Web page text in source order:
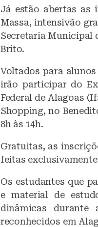
e
s
k
y
c
e
o
k
at
s
A
p
Já estão abertas as
Massa, intensivão
Secretaria Municipal
Brito.
Voltados para
irão participar do
Federal de Alagoas
Shopping, no
8h às 14h.
Gratuitas, as
feitas
Os estudantes que
e material de
dinâmicas
reconhecidos em